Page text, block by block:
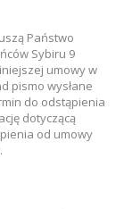
Państwo
Sybiru 9
umowy w
pismo wysłane
do odstąpienia
dotyczącą
od umowy